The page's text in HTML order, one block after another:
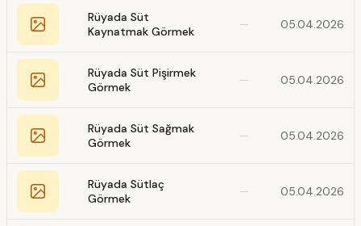
Rüyada Süt
Kaynatmak Görmek
— 05.04.2026
Rüyada Süt Pişirmek
Görmek
— 05.04.2026
Rüyada Süt Sağmak
Görmek
— 05.04.2026
Rüyada Sütlaç
Görmek
— 05.04.2026